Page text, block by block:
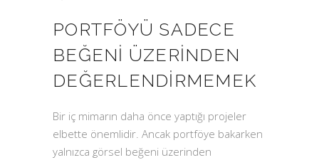
PORTFÖYÜ SADECE
BEĞENI ÜZERINDEN
DEĞERLENDIRMEMEK
Bir iç mimarın daha önce yaptığı projeler
elbette önemlidir. Ancak portföye bakarken
yalnızca görsel beğeni üzerinden